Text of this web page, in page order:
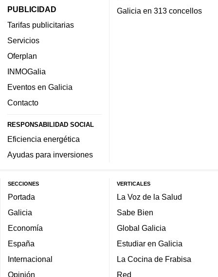
PUBLICIDAD
Tarifas publicitarias
Servicios
Oferplan
INMOGalia
Eventos en Galicia
Contacto
RESPONSABILIDAD SOCIAL
Eficiencia energética
Ayudas para inversiones
Galicia en 313 concellos
SECCIONES
Portada
Galicia
Economía
España
Internacional
Opinión
VERTICALES
La Voz de la Salud
Sabe Bien
Global Galicia
Estudiar en Galicia
La Cocina de Frabisa
Red